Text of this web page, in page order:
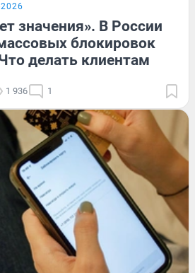
значения». В России
блокировок
делать клиентам
1 936 1